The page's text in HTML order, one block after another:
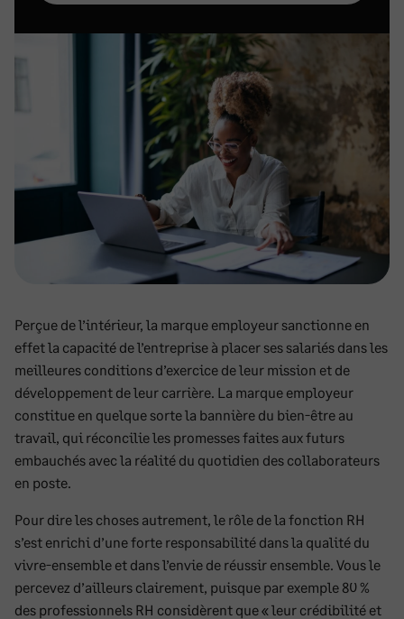
Perçue de l’intérieur, la marque employeur sanctionne en
effet la capacité de l’entreprise à placer ses salariés dans les
meilleures conditions d’exercice de leur mission et de
développement de leur carrière. La marque employeur
constitue en quelque sorte la bannière du bien-être au
travail, qui réconcilie les promesses faites aux futurs
embauchés avec la réalité du quotidien des collaborateurs
en poste.
Pour dire les choses autrement, le rôle de la fonction RH
s’est enrichi d’une forte responsabilité dans la qualité du
vivre-ensemble et dans l’envie de réussir ensemble. Vous le
percevez d’ailleurs clairement, puisque par exemple 80 %
des professionnels RH considèrent que « leur crédibilité et